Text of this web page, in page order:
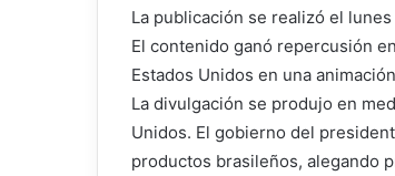
La publicación se realizó el
El contenido ganó repercusión
Estados Unidos en una
La divulgación se produjo en
Unidos. El gobierno del
productos brasileños, alegando